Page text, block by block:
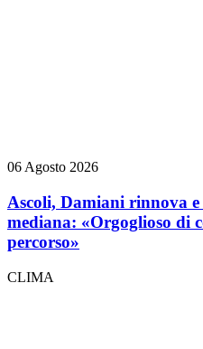
06 Agosto 2026
Ascoli, Damiani rinnova
mediana: «Orgoglioso di
percorso»
CLIMA